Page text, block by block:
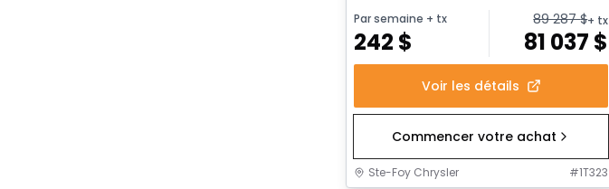
Par semaine + tx
242 $
89 287$+ tx
81 037 $
Voir les détails
Commencer votre achat
Ste-Foy Chrysler #1T323